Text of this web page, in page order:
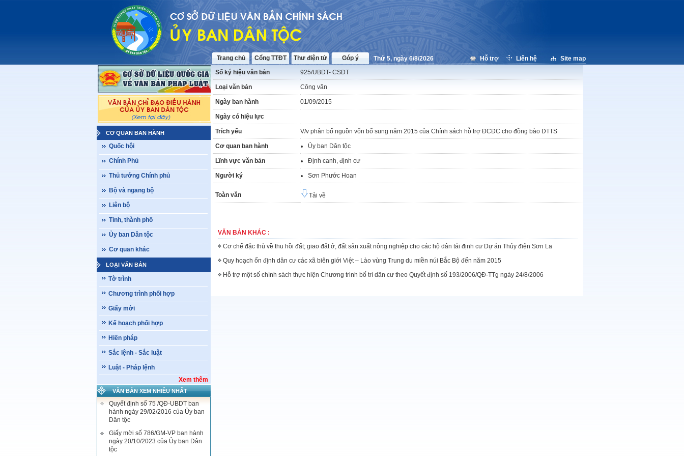
Trang chủ Cổng TTĐT Thư điện tử Góp ý Thứ 5, ngày 6/8/2026 Hỗ trợ Liên hệ Site map
CƠ QUAN BAN HÀNH
Quốc hội
Chính Phủ
Thủ tướng Chính phủ
Bộ và ngang bộ
Liên bộ
Tỉnh, thành phố
Ủy ban Dân tộc
Cơ quan khác
LOẠI VĂN BẢN
Tờ trình
Chương trình phối hợp
Giấy mời
Kế hoạch phối hợp
Hiến pháp
Sắc lệnh - Sắc luật
Luật - Pháp lệnh
Xem thêm
VĂN BẢN XEM NHIỀU NHẤT
Quyết định số 75 /QĐ-UBDT ban
hành ngày 29/02/2016 của Ủy ban
Dân tộc
Giấy mời số 786/GM-VP ban hành
ngày 20/10/2023 của Ủy ban Dân
tộc
Số ký hiệu văn bản 925/UBDT- CSDT
Loại văn bản Công văn
Ngày ban hành 01/09/2015
Ngày có hiệu lực
Trích yếu V/v phân bổ nguồn vốn bổ sung năm 2015 của Chính sách hỗ trợ ĐCĐC cho đồng bào DTTS
Cơ quan ban hành Ủy ban Dân tộc
Lĩnh vực văn bản Định canh, định cư
Người ký Sơn Phước Hoan
Toàn văn Tải về
VĂN BẢN KHÁC :
Cơ chế đặc thù về thu hồi đất; giao đất ở, đất sản xuất nông nghiệp cho các hộ dân tái định cư Dự án Thủy điện Sơn La
Quy hoạch ổn định dân cư các xã biên giới Việt – Lào vùng Trung du miền núi Bắc Bộ đến năm 2015
Hỗ trợ một số chính sách thực hiện Chương trinh bố trí dân cư theo Quyết định số 193/2006/QĐ-TTg ngày 24/8/2006